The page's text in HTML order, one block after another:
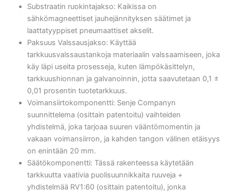
Substraatin ruokintajakso: Kaikissa on
sähkömagneettiset jauhejännityksen säätimet ja
laattatyyppiset pneumaattiset akselit.
Paksuus Valssausjakso: Käyttää
tarkkuusvalssaustankoja materiaalin valssaamiseen, joka
käy läpi useita prosesseja, kuten lämpökäsittelyn,
tarkkuushionnan ja galvanoinnin, jotta saavutetaan 0,1 ±
0,01 prosentin tuotetarkkuus.
Voimansiirtokomponentti: Senje Companyn
suunnittelema (osittain patentoitu) vaihteiden
yhdistelmä, joka tarjoaa suuren vääntömomentin ja
vakaan voimansiirron, ja kahden tangon välinen etäisyys
on enintään 20 mm.
Säätökomponentti: Tässä rakenteessa käytetään
tarkkuutta vaativia puolisuunnikkaita ruuveja +
yhdistelmää RV1:60 (osittain patentoitu), jonka